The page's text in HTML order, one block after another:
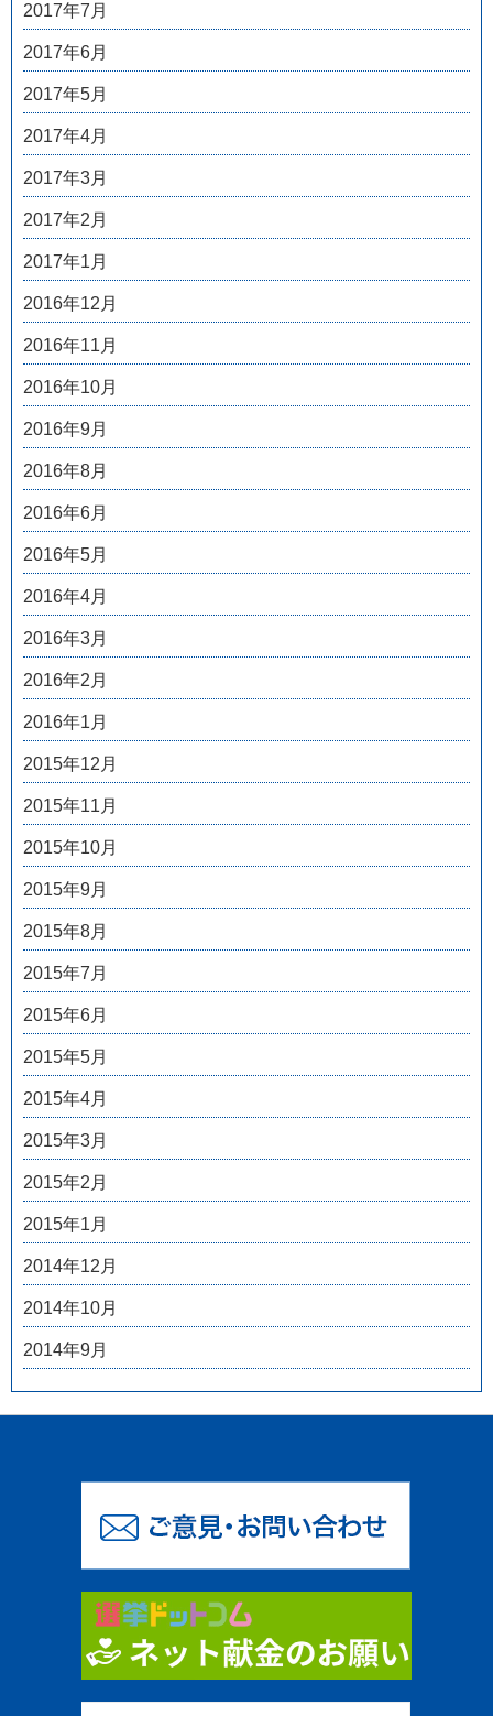
2017年7月
2017年6月
2017年5月
2017年4月
2017年3月
2017年2月
2017年1月
2016年12月
2016年11月
2016年10月
2016年9月
2016年8月
2016年6月
2016年5月
2016年4月
2016年3月
2016年2月
2016年1月
2015年12月
2015年11月
2015年10月
2015年9月
2015年8月
2015年7月
2015年6月
2015年5月
2015年4月
2015年3月
2015年2月
2015年1月
2014年12月
2014年10月
2014年9月